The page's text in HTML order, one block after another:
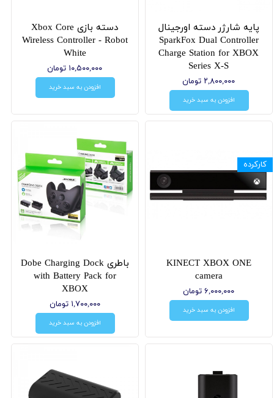
پایه شارژر دسته اورجینال
SparkFox Dual Controller
Charge Station for XBOX
Series X-S
۲,۸۰۰,۰۰۰ تومان
افزودن به سبد خرید
دسته بازی Xbox Core
Wireless Controller - Robot
White
۱۰,۵۰۰,۰۰۰ تومان
افزودن به سبد خرید
KINECT XBOX ONE
camera
۶,۰۰۰,۰۰۰ تومان
افزودن به سبد خرید
کارکرده
باطری Dobe Charging Dock
with Battery Pack for
XBOX
۱,۷۰۰,۰۰۰ تومان
افزودن به سبد خرید